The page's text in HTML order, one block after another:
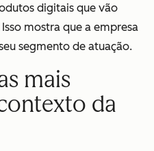
digitais que vão
mostra que a empresa
segmento de atuação.
mais
da